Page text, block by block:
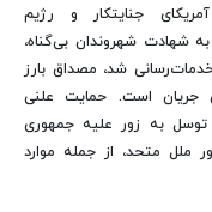
جنایتکار و رژیم
شهروندان بی‌گناه،
شد، مصداق بارز
جریان است. حمایت علنی
توسل به زور علیه جمهوری
ملل متحد، از جمله موارد